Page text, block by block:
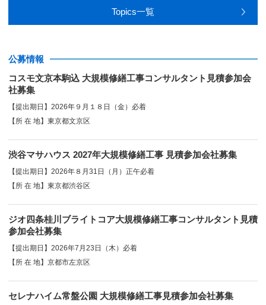
Topics一覧
公募情報
コスモ文京本駒込 大規模修繕工事コンサルタント見積参加会
社募集
【提出期日】2026年９月１８日（金）必着
【所 在 地】東京都文京区
渋谷マサハウス 2027年大規模修繕工事 見積参加会社募集
【提出期日】2026年８月31日（月）正午必着
【所 在 地】東京都渋谷区
ジオ四条桂川ブライトコア大規模修繕工事コンサルタント見積
参加会社募集
【提出期日】2026年7月23日（木）必着
【所 在 地】京都市左京区
セレナハイム常盤公園 大規模修繕工事見積参加会社募集